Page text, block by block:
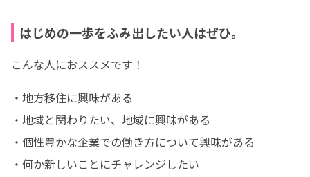
はじめの一歩をふみ出したい人はぜひ。
こんな人におススメです！
・地方移住に興味がある
・地域と関わりたい、地域に興味がある
・個性豊かな企業での働き方について興味がある
・何か新しいことにチャレンジしたい